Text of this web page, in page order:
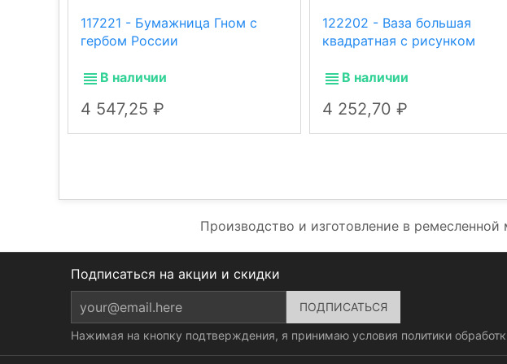
117221 - Бумажница Гном с
гербом России
В наличии
4 547,25
122202 - Ваза большая
квадратная с рисунком
В наличии
4 252,70
Производство и изготовление в
Подписаться на акции и скидки
Нажимая на кнопку подтверждения, я принимаю условия политики